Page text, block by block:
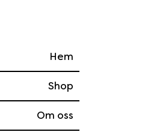
Hem
Shop
Om oss